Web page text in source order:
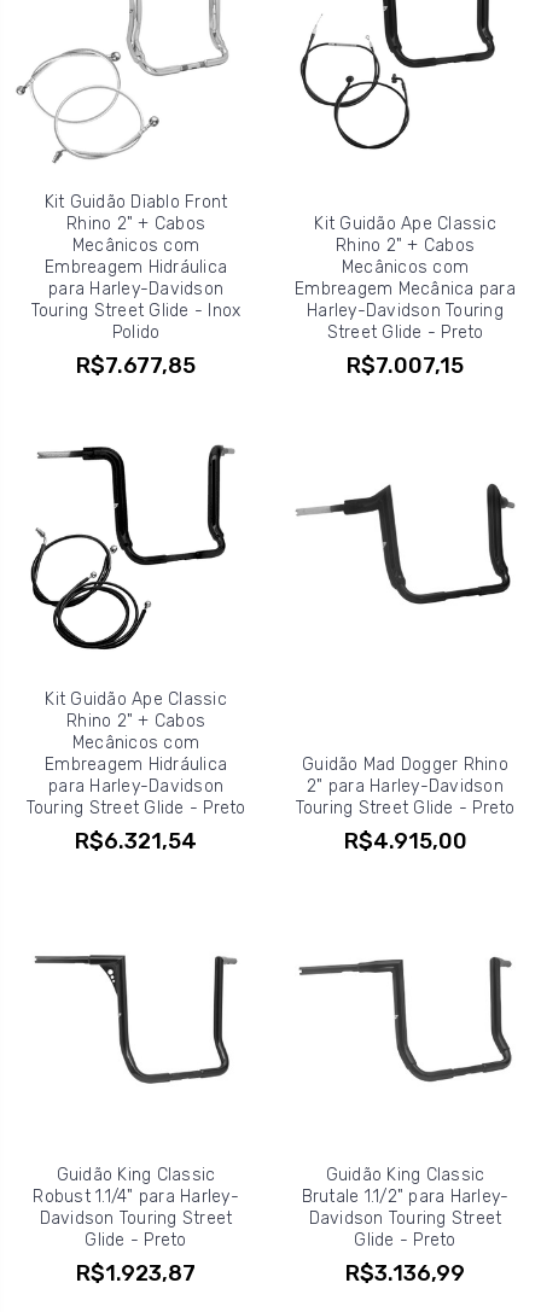
Kit Guidão Diablo Front
Rhino 2" + Cabos
Mecânicos com
Embreagem Hidráulica
para Harley-Davidson
Touring Street Glide - Inox
Polido
R$7.677,85
Kit Guidão Ape Classic
Rhino 2" + Cabos
Mecânicos com
Embreagem Mecânica para
Harley-Davidson Touring
Street Glide - Preto
R$7.007,15
Kit Guidão Ape Classic
Rhino 2" + Cabos
Mecânicos com
Embreagem Hidráulica
para Harley-Davidson
Touring Street Glide - Preto
R$6.321,54
Guidão Mad Dogger Rhino
2" para Harley-Davidson
Touring Street Glide - Preto
R$4.915,00
Guidão King Classic
Robust 1.1/4" para Harley-
Davidson Touring Street
Glide - Preto
R$1.923,87
Guidão King Classic
Brutale 1.1/2" para Harley-
Davidson Touring Street
Glide - Preto
R$3.136,99